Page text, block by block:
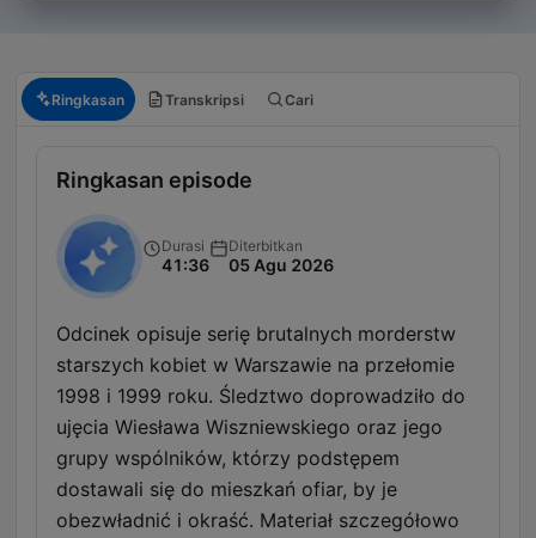
Ringkasan Transkripsi Cari
Ringkasan episode
Durasi
41:36
Diterbitkan
05 Agu 2026
Odcinek opisuje serię brutalnych morderstw
starszych kobiet w Warszawie na przełomie
1998 i 1999 roku. Śledztwo doprowadziło do
ujęcia Wiesława Wiszniewskiego oraz jego
grupy wspólników, którzy podstępem
dostawali się do mieszkań ofiar, by je
obezwładnić i okraść. Materiał szczegółowo